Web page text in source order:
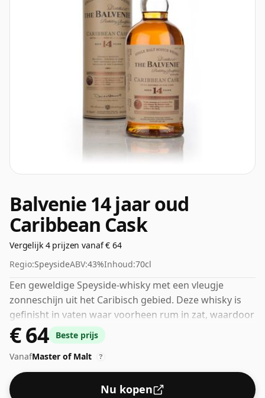
Balvenie 14 jaar oud
Caribbean Cask
Vergelijk 4 prijzen vanaf € 64
Regio:SpeysideABV:43%Inhoud:70cl
Een geweldige Speyside-whisky met een vleugje
zonneschijn uit het Caribisch gebied. Deze whisky is
gefinisht in vaten waar voorheen rum in zat, waardoor
de zoete smaken en aroma's van deze klassieke
Speyside-whisky goed naar voren komen.
€ 64
Beste prijs
VanafMaster of Malt ?
Nu kopen